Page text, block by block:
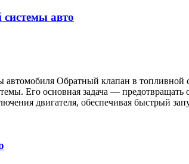
авто
Обратный клапан в топливной
Его основная задача —
двигателя, обеспечивая быстрый